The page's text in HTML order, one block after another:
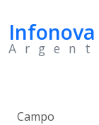
Infonova
Campo